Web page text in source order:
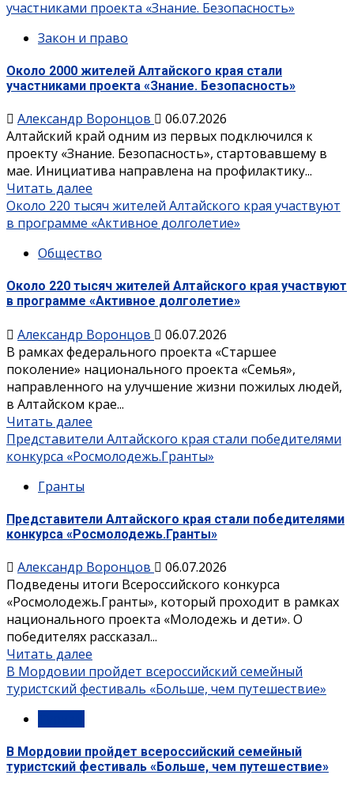
участниками проекта «Знание. Безопасность»
Закон и право
Около 2000 жителей Алтайского края стали
участниками проекта «Знание. Безопасность»
Александр Воронцов
06.07.2026
Алтайский край одним из первых подключился к
проекту «Знание. Безопасность», стартовавшему в
мае. Инициатива направлена на профилактику...
Читать далее
Около 220 тысяч жителей Алтайского края участвуют
в программе «Активное долголетие»
Общество
Около 220 тысяч жителей Алтайского края участвуют
в программе «Активное долголетие»
Александр Воронцов
06.07.2026
В рамках федерального проекта «Старшее
поколение» национального проекта «Семья»,
направленного на улучшение жизни пожилых людей,
в Алтайском крае...
Читать далее
Представители Алтайского края стали победителями
конкурса «Росмолодежь.Гранты»
Гранты
Представители Алтайского края стали победителями
конкурса «Росмолодежь.Гранты»
Александр Воронцов
06.07.2026
Подведены итоги Всероссийского конкурса
«Росмолодежь.Гранты», который проходит в рамках
национального проекта «Молодежь и дети». О
победителях рассказал...
Читать далее
В Мордовии пройдет всероссийский семейный
туристский фестиваль «Больше, чем путешествие»
В Мордовии пройдет всероссийский семейный
туристский фестиваль «Больше, чем путешествие»